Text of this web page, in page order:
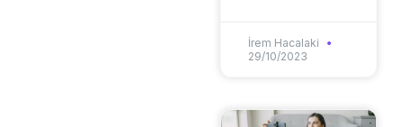
İrem Hacalaki
29/10/2023